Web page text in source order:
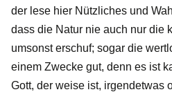
der lese hier Nützliches und
dass die Natur nie auch nur die
umsonst erschuf; sogar die
einem Zwecke gut, denn es ist
Gott, der weise ist, irgendetwas